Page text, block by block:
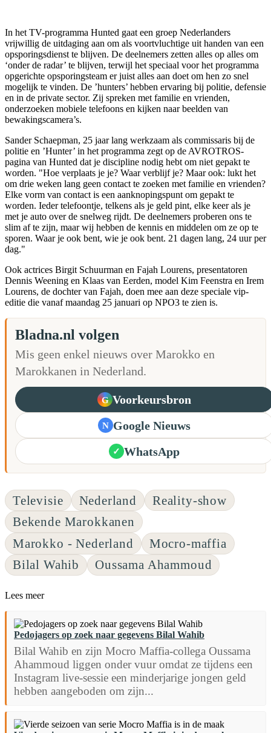
In het TV-programma Hunted gaat een groep Nederlanders
vrijwillig de uitdaging aan om als voortvluchtige uit handen van een
opsporingsdienst te blijven. De deelnemers zetten alles op alles om
‘onder de radar’ te blijven, terwijl het speciaal voor het programma
opgerichte opsporingsteam er juist alles aan doet om hen zo snel
mogelijk te vinden. De ’hunters’ hebben ervaring bij politie, defensie
en in de private sector. Zij spreken met familie en vrienden,
onderzoeken mobiele telefoons en kijken naar beelden van
bewakingscamera’s.
Sander Schaepman, 25 jaar lang werkzaam als commissaris bij de
politie en ’Hunter’ in het programma zegt op de AVROTROS-
pagina van Hunted dat je discipline nodig hebt om niet gepakt te
worden. "Hoe verplaats je je? Waar verblijf je? Maar ook: lukt het
om drie weken lang geen contact te zoeken met familie en vrienden?
Elke vorm van contact is een aanknopingspunt om gepakt te
worden. Ieder telefoontje, telkens als je geld pint, elke keer als je
met je auto over de snelweg rijdt. De deelnemers proberen ons te
slim af te zijn, maar wij hebben de kennis en middelen om ze op te
sporen. Waar je ook bent, wie je ook bent. 21 dagen lang, 24 uur per
dag."
Ook actrices Birgit Schuurman en Fajah Lourens, presentatoren
Dennis Weening en Klaas van Eerden, model Kim Feenstra en Irem
Lourens, de dochter van Fajah, doen mee aan deze speciale vip-
editie die vanaf maandag 25 januari op NPO3 te zien is.
Bladna.nl volgen
Mis geen enkel nieuws over Marokko en
Marokkanen in Nederland.
G Voorkeursbron
N Google Nieuws
✓ WhatsApp
Televisie Nederland
Reality-show
Bekende Marokkanen
Marokko - Nederland
Mocro-maffia
Bilal Wahib
Oussama Ahammoud
Lees meer
Pedojagers op zoek naar gegevens Bilal Wahib
Bilal Wahib en zijn Mocro Maffia-collega Oussama
Ahammoud liggen onder vuur omdat ze tijdens een
Instagram live-sessie een minderjarige jongen geld
hebben aangeboden om zijn...